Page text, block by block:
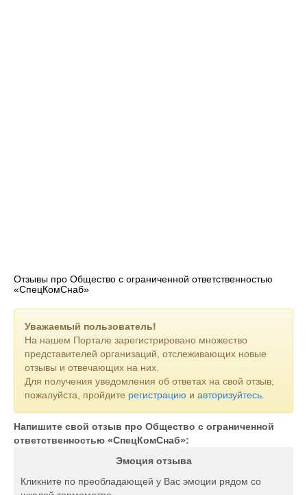
Отзывы про Общество с ограниченной ответственностью
«СпецКомСнаб»
Уважаемый пользователь!
На нашем Портале зарегистрировано множество
представителей организаций, отслеживающих новые
отзывы и отвечающих на них.
Для получения уведомления об ответах на свой отзыв,
пожалуйста, пройдите регистрацию и авторизуйтесь
Напишите свой отзыв про Общество с ограниченной
ответственностью «СпецКомСнаб»:
Эмоция отзыва
Кликните по преобладающей у Вас эмоции рядом со